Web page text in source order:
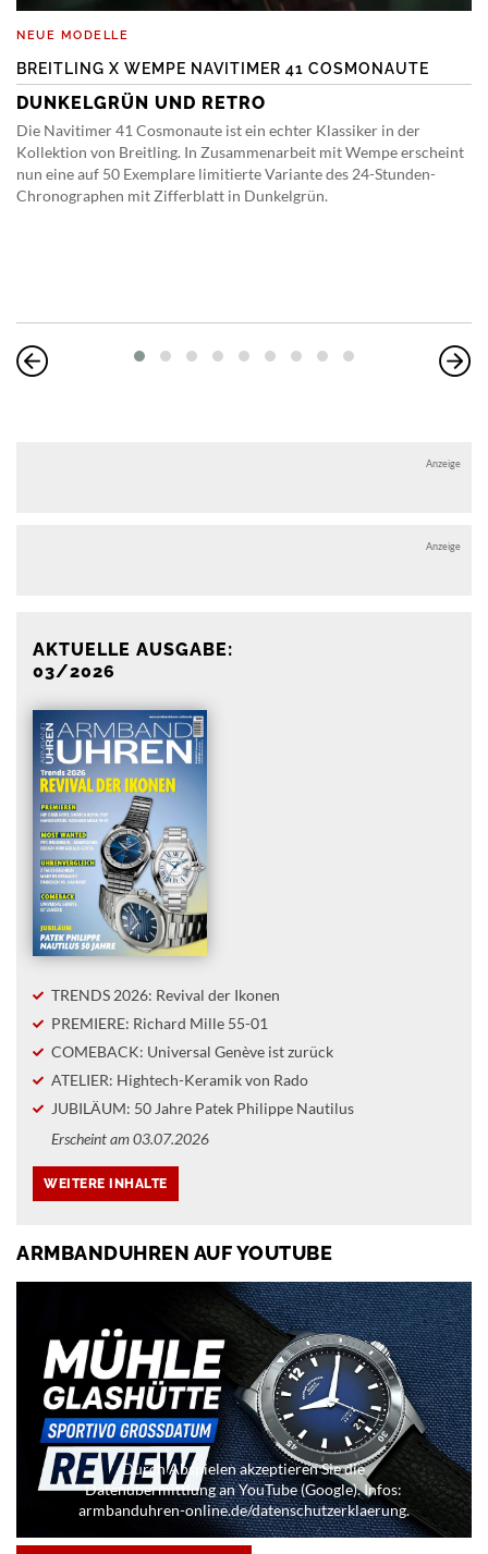
NEUE MODELLE
BREITLING X WEMPE NAVITIMER 41 COSMONAUTE
DUNKELGRÜN UND RETRO
Die Navitimer 41 Cosmonaute ist ein echter Klassiker in der
Kollektion von Breitling. In Zusammenarbeit mit Wempe erscheint
nun eine auf 50 Exemplare limitierte Variante des 24-Stunden-
Chronographen mit Zifferblatt in Dunkelgrün.
Anzeige
Anzeige
AKTUELLE AUSGABE:
03/2026
TRENDS 2026: Revival der Ikonen
PREMIERE: Richard Mille 55-01
COMEBACK: Universal Genève ist zurück
ATELIER: Hightech-Keramik von Rado
JUBILÄUM: 50 Jahre Patek Philippe Nautilus
Erscheint am 03.07.2026
ARMBANDUHREN AUF YOUTUBE
Durch Abspielen akzeptieren Sie die
Datenübermittlung an YouTube (Google). Infos:
armbanduhren-online.de/datenschutzerklaerung.